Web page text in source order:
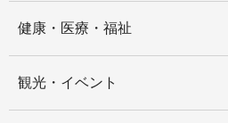
健康・医療・福祉
観光・イベント